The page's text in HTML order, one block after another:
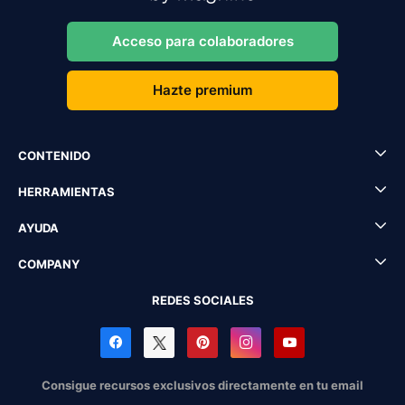
Acceso para colaboradores
Hazte premium
CONTENIDO
HERRAMIENTAS
AYUDA
COMPANY
REDES SOCIALES
Consigue recursos exclusivos directamente en tu email